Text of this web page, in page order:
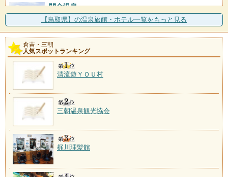
関金温泉
施設数：1軒
約1300年前に行基に発見され、弘法大師が再興したと
いう。作州街道の宿
【鳥取県】の温泉旅館・ホテル一覧をもっと見る
倉吉・三朝
人気スポットランキング
清流遊ＹＯＵ村
三朝温泉観光協会
梶川理髪館